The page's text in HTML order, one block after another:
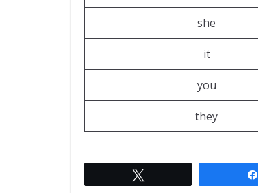
she
it
you
they